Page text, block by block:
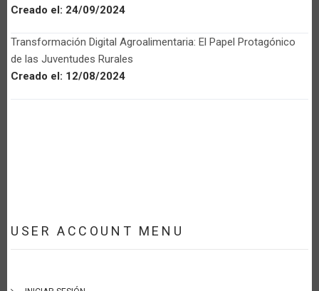
Creado el: 24/09/2024
Transformación Digital Agroalimentaria: El Papel Protagónico
de las Juventudes Rurales
Creado el: 12/08/2024
USER ACCOUNT MENU